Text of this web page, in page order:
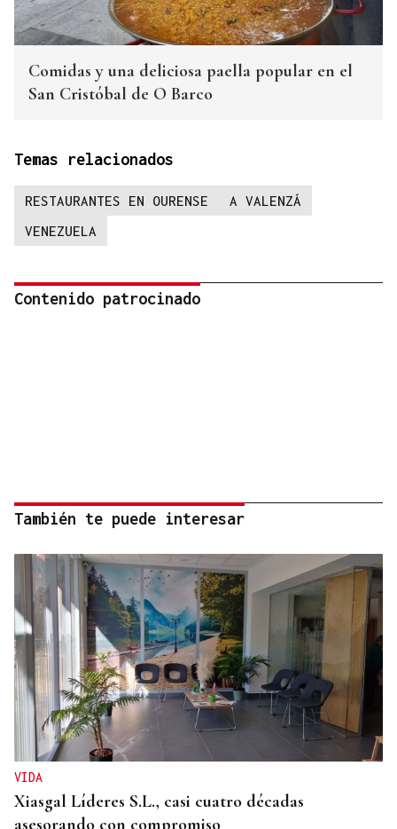
Comidas y una deliciosa paella popular en el
San Cristóbal de O Barco
Temas relacionados
RESTAURANTES EN OURENSE
A VALENZÁ
VENEZUELA
Contenido patrocinado
También te puede interesar
VIDA
Xiasgal Líderes S.L., casi cuatro décadas